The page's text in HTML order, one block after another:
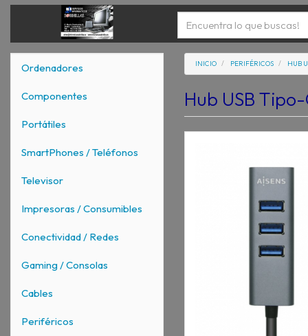
Ordenadores
Componentes
Portátiles
SmartPhones / Teléfonos
Televisor
Impresoras / Consumibles
Conectividad / Redes
Gaming / Consolas
Cables
Periféricos
INICIO PERIFÉRICOS HUB
Hub USB